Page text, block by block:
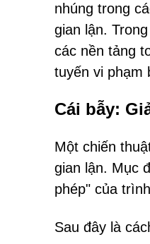
nhúng trong
gian lận.
các nền tảng
tuyến vi phạm
Cái bẫy:
Một chiến
gian lận. Mục
phép" của
Sau đây là